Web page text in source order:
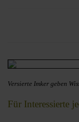
Versierte Imker geben
Für Interessierte